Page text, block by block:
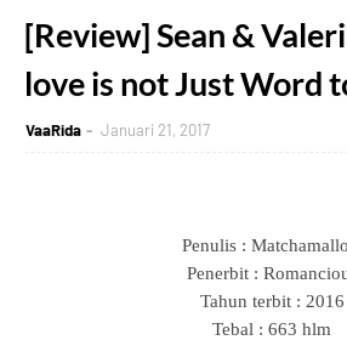
[Review] Sean &
love is not Just Word
VaaRida Januari 21, 2017
Penulis :
Penerbit :
Tahun terbit : 2016
Tebal : 663 hlm